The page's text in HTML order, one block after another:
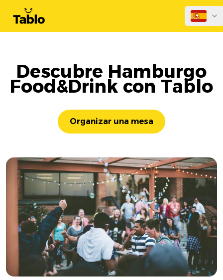
Descubre Hamburgo
Food&Drink con Tablo
Organizar una mesa